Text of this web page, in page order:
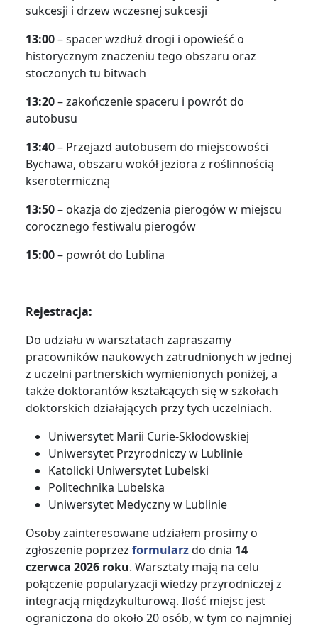
sukcesji i drzew wczesnej sukcesji
13:00– spacer wzdłuż drogi i opowieść o
historycznym znaczeniu tego obszaru oraz
stoczonych tu bitwach
13:20– zakończenie spaceru i powrót do
autobusu
13:40– Przejazd autobusem do miejscowości
Bychawa, obszaru wokół jeziora z roślinnością
kserotermiczną
13:50– okazja do zjedzenia pierogów w miejscu
corocznego festiwalu pierogów
15:00– powrót do Lublina
Rejestracja:
Do udziału w warsztatach zapraszamy
pracowników naukowych zatrudnionych w jednej
z uczelni partnerskich wymienionych poniżej, a
także doktorantów kształcących się w szkołach
doktorskich działających przy tych uczelniach.
Uniwersytet Marii Curie-Skłodowskiej
Uniwersytet Przyrodniczy w Lublinie
Katolicki Uniwersytet Lubelski
Politechnika Lubelska
Uniwersytet Medyczny w Lublinie
Osoby zainteresowane udziałem prosimy o
zgłoszenie poprzez formularzdo dnia 14
czerwca 2026 roku. Warsztaty mają na celu
połączenie popularyzacji wiedzy przyrodniczej z
integracją międzykulturową. Ilość miejsc jest
ograniczona do około 20 osób, w tym co najmniej